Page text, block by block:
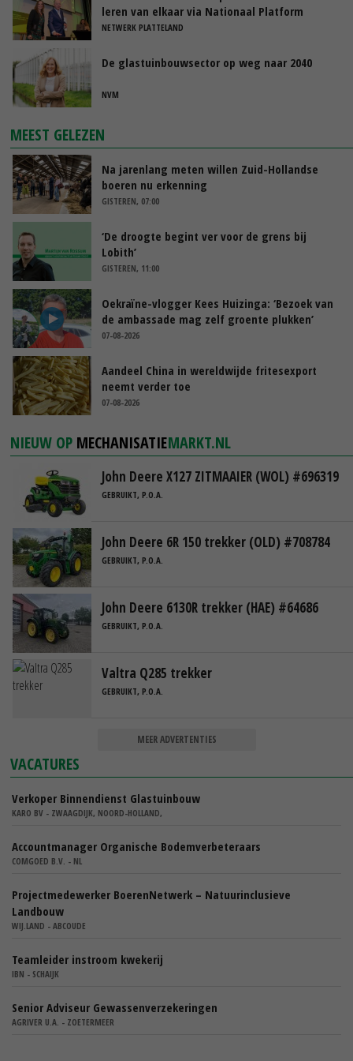
leren van elkaar via Nationaal Platform
NETWERK PLATTELAND
De glastuinbouwsector op weg naar 2040
NVM
MEEST GELEZEN
Na jarenlang meten willen Zuid-Hollandse
boeren nu erkenning
GISTEREN, 07:00
‘De droogte begint ver voor de grens bij
Lobith’
GISTEREN, 11:00
Oekraïne-vlogger Kees Huizinga: ‘Bezoek van
de ambassade mag zelf groente plukken’
07-08-2026
Aandeel China in wereldwijde fritesexport
neemt verder toe
07-08-2026
NIEUW OP MECHANISATIEMARKT.NL
John Deere X127 ZITMAAIER (WOL) #696319
GEBRUIKT, P.O.A.
John Deere 6R 150 trekker (OLD) #708784
GEBRUIKT, P.O.A.
John Deere 6130R trekker (HAE) #64686
GEBRUIKT, P.O.A.
Valtra Q285 trekker
GEBRUIKT, P.O.A.
MEER ADVERTENTIES
VACATURES
Verkoper Binnendienst Glastuinbouw
KARO BV - ZWAAGDIJK, NOORD-HOLLAND,
Accountmanager Organische Bodemverbeteraars
COMGOED B.V. - NL
Projectmedewerker BoerenNetwerk – Natuurinclusieve
Landbouw
WIJ.LAND - ABCOUDE
Teamleider instroom kwekerij
IBN - SCHAIJK
Senior Adviseur Gewassenverzekeringen
AGRIVER U.A. - ZOETERMEER